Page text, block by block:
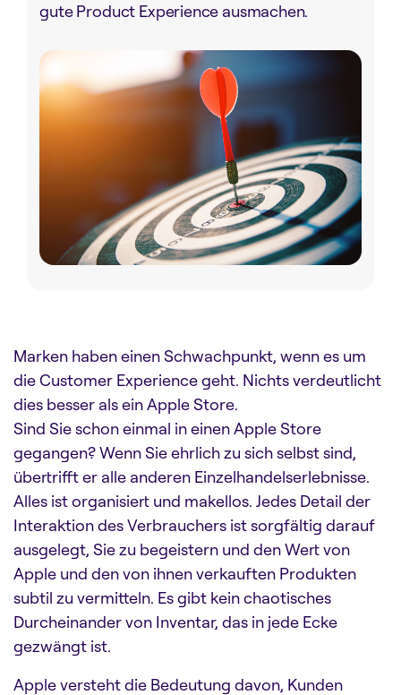
gute Product Experience ausmachen.
Marken haben einen Schwachpunkt, wenn es um
die Customer Experience geht. Nichts verdeutlicht
dies besser als ein Apple Store.
Sind Sie schon einmal in einen Apple Store
gegangen? Wenn Sie ehrlich zu sich selbst sind,
übertrifft er alle anderen Einzelhandelserlebnisse.
Alles ist organisiert und makellos. Jedes Detail der
Interaktion des Verbrauchers ist sorgfältig darauf
ausgelegt, Sie zu begeistern und den Wert von
Apple und den von ihnen verkauften Produkten
subtil zu vermitteln. Es gibt kein chaotisches
Durcheinander von Inventar, das in jede Ecke
gezwängt ist.
Apple versteht die Bedeutung davon, Kunden